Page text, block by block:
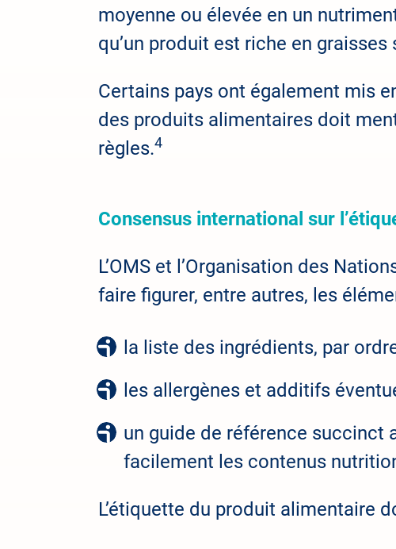
moyenne ou élevée en un
qu’un produit est riche en graisses
Certains pays ont également mis
des produits alimentaires doit
règles.4
Consensus international sur
L’OMS et l’Organisation des
faire figurer, entre autres, les
la liste des ingrédients, par
les allergènes et additifs
un guide de référence succinct
facilement les contenus
L’étiquette du produit alimentaire